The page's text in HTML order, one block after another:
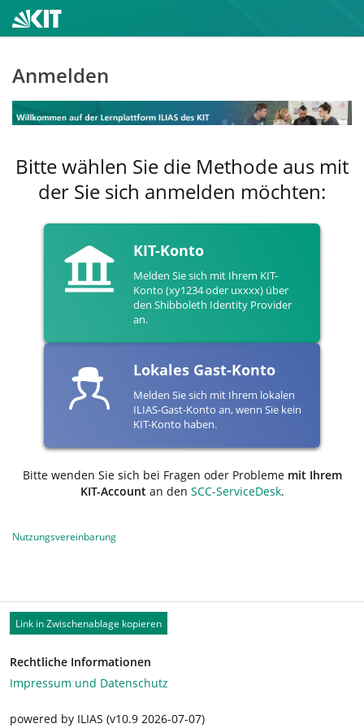
Anmelden
Bitte wählen Sie die Methode aus mit
der Sie sich anmelden möchten:
KIT-Konto
Melden Sie sich mit Ihrem KIT-
Konto (xy1234 oder uxxxx) über
den Shibboleth Identity Provider
an.
Lokales Gast-Konto
Melden Sie sich mit Ihrem lokalen
ILIAS-Gast-Konto an, wenn Sie kein
KIT-Konto haben.
Bitte wenden Sie sich bei Fragen oder Probleme mit Ihrem
KIT-Accountan den SCC-ServiceDesk.
Nutzungsvereinbarung
Link in Zwischenablage kopieren
Rechtliche Informationen
Impressum und Datenschutz
powered by ILIAS (v10.9 2026-07-07)